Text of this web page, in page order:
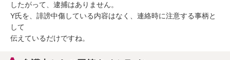
したがって、逮捕はありません。
Y氏を、誹謗中傷している内容はなく、連絡時に注意する事柄と
して
伝えているだけですね。